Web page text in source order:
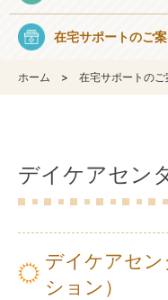
在宅サポートのご
ホーム 在宅サポートのご
デイケアセン
デイケアセ
ション）